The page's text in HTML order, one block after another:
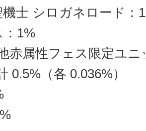
士 シロガネロード：
1%
赤属性フェス限定ユニ
（各 0.036%）